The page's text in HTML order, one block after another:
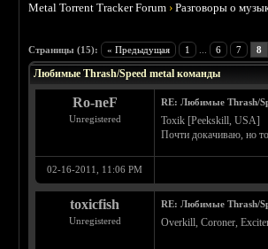
Metal Torrent Tracker Forum ›Разговоры о
Страницы (15): « Предыдущая 1 6 7 8
Любимые Thrash/Speed metal команды
Ro-neF
Unregistered
RE: Любимые Thrash/
Toxik [Peekskill, USA]
Почти докачиваю, но
02-16-2011, 11:06 PM
toxicfish
Unregistered
RE: Любимые Thrash/
Overkill, Coroner,